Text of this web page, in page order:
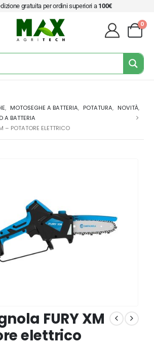
gratuita per ordini superiori a 100€
0
, MOTOSEGHE A BATTERIA, POTATURA, NOVITÀ,
A BATTERIA
– POTATORE ELETTRICO
FURY XM
elettrico